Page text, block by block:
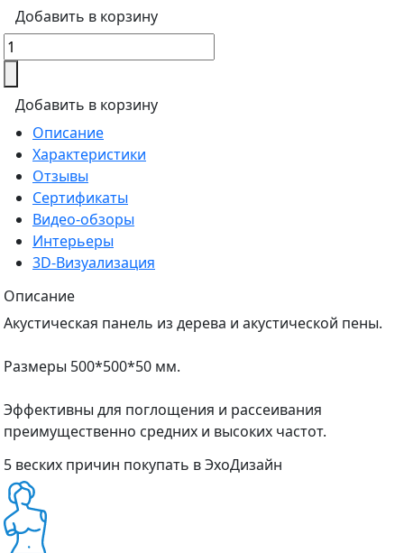
Добавить в корзину
Добавить в корзину
Описание
Характеристики
Отзывы
Сертификаты
Видео-обзоры
Интерьеры
3D-Визуализация
Описание
Акустическая панель из дерева и акустической пены.
Размеры 500*500*50 мм.
Эффективны для поглощения и рассеивания
преимущественно средних и высоких частот.
5 веских причин покупать в ЭхоДизайн